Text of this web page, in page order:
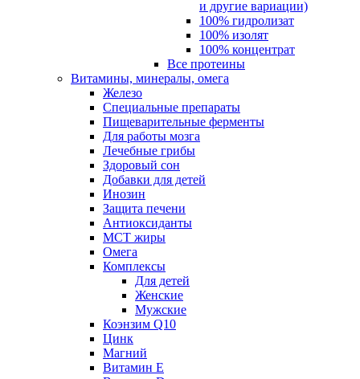
и другие вариации)
100% гидролизат
100% изолят
100% концентрат
Все протеины
Витамины, минералы, омега
Железо
Специальные препараты
Пищеварительные ферменты
Для работы мозга
Лечебные грибы
Здоровый сон
Добавки для детей
Инозин
Защита печени
Антиоксиданты
МСТ жиры
Омега
Комплексы
Для детей
Женские
Мужские
Коэнзим Q10
Цинк
Магний
Витамин Е